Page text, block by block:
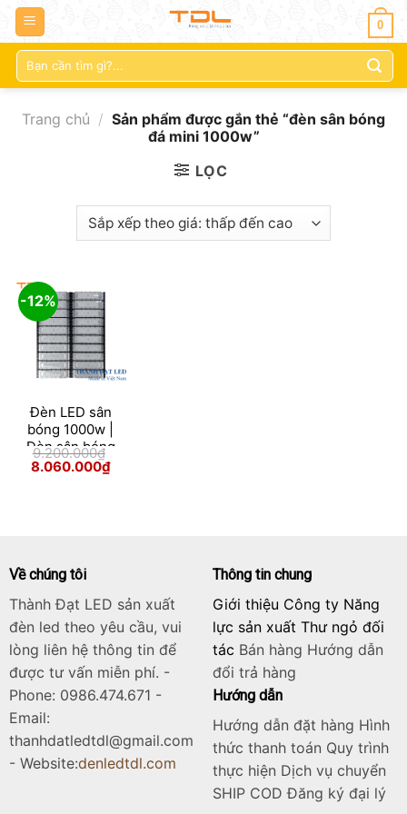
0
Tìm
kiếm:
Trang chủ / Sản phẩm được gắn thẻ “đèn sân bóng
đá mini 1000w”
LỌC
-12%
Đèn LED sân
bóng 1000w |
Đèn sân bóng
1000w module
9.200.000₫
Giá
gốc
8.060.000₫Giá
hiện
Về chúng tôi
Thành Đạt LED sản xuất
đèn led theo yêu cầu, vui
lòng liên hệ thông tin để
được tư vấn miễn phí. -
Phone: 0986.474.671 -
Email:
thanhdatledtdl@gmail.com
- Website:denledtdl.com
Thông tin chung
Giới thiệu Công ty Năng
lực sản xuất Thư ngỏ đối
tác Bán hàng Hướng dẫn
đổi trả hàng
Hướng dẫn
Hướng dẫn đặt hàng Hình
thức thanh toán Quy trình
thực hiện Dịch vụ chuyển
SHIP COD Đăng ký đại lý